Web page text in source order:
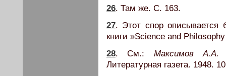
26. Там же. С. 163.
27. Этот спор описывается
книги »Science and
28. См.: Максимов А.А.
Литературная газета. 1948.